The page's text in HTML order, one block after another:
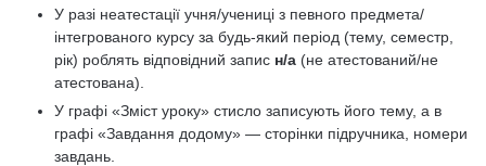
У разі неатестації учня/учениці з певного предмета/
інтегрованого курсу за будь-який період (тему, семестр,
рік) роблять відповідний запис н/а (не атестований/не
атестована).
У графі «Зміст уроку» стисло записують його тему, а в
графі «Завдання додому» — сторінки підручника, номери
завдань.